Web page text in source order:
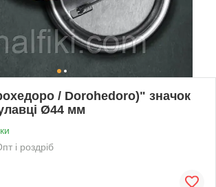
/ Dorohedoro)" значок
Ø44 мм
і роздріб